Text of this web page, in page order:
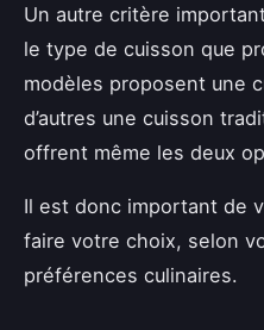
Un autre critère
le type de cuisson que
modèles proposent une
d’autres une cuisson
offrent même les deux
Il est donc important de
faire votre choix, selon
préférences culinaires.